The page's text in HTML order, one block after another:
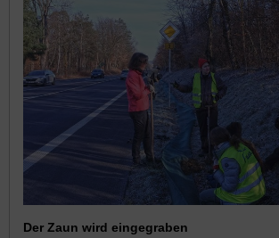
Der Zaun wird eingegraben